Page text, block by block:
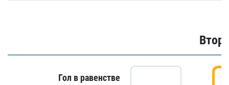
Гол в равенстве